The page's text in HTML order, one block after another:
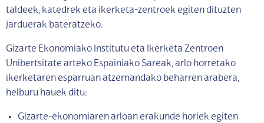
taldeek, katedrek eta ikerketa-zentroek egiten dituzten
jarduerak bateratzeko.
Gizarte Ekonomiako Institutu eta Ikerketa Zentroen
Unibertsitate arteko Espainiako Sareak, arlo horretako
ikerketaren esparruan atzemandako beharren arabera,
helburu hauek ditu:
Gizarte-ekonomiaren arloan erakunde horiek egiten